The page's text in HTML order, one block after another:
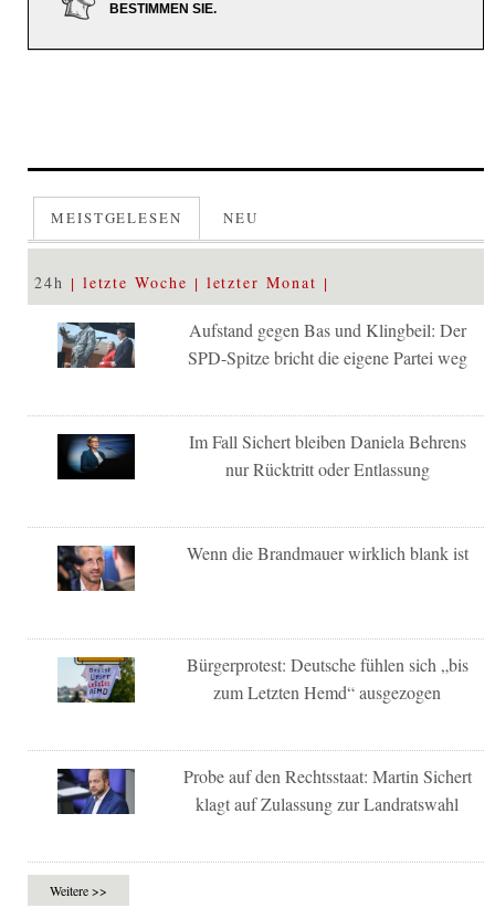
BESTIMMEN SIE.
MEISTGELESEN NEU
24h letzte Woche letzter Monat
Aufstand gegen Bas und Klingbeil: Der
SPD-Spitze bricht die eigene Partei weg
Im Fall Sichert bleiben Daniela Behrens
nur Rücktritt oder Entlassung
Wenn die Brandmauer wirklich blank ist
Bürgerprotest: Deutsche fühlen sich „bis
zum Letzten Hemd“ ausgezogen
Probe auf den Rechtsstaat: Martin Sichert
klagt auf Zulassung zur Landratswahl
Weitere >>